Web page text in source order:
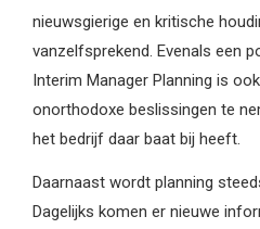
nieuwsgierige en kritische
vanzelfsprekend. Evenals een
Interim Manager Planning is
onorthodoxe beslissingen te
het bedrijf daar baat bij heeft.
Daarnaast wordt planning
Dagelijks komen er nieuwe